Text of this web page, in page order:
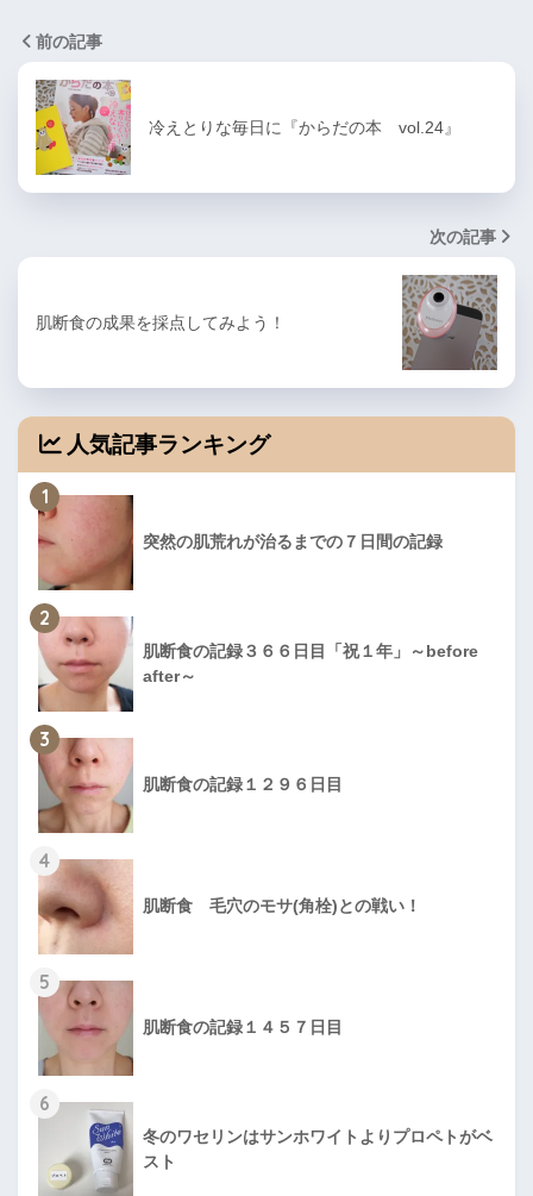
前の記事
冷えとりな毎日に『からだの本 vol.24』
次の記事
肌断食の成果を採点してみよう！
人気記事ランキング
1
突然の肌荒れが治るまでの７日間の記録
2
肌断食の記録３６６日目「祝１年」～before
after～
3
肌断食の記録１２９６日目
4
肌断食 毛穴のモサ(角栓)との戦い！
5
肌断食の記録１４５７日目
6
冬のワセリンはサンホワイトよりプロペトがベ
スト